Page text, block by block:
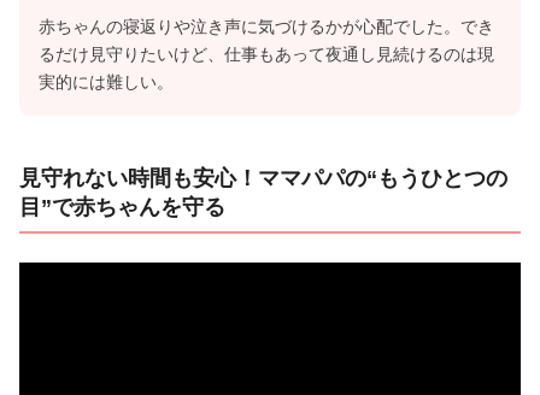
赤ちゃんの寝返りや泣き声に気づけるかが心配でした。でき
るだけ見守りたいけど、仕事もあって夜通し見続けるのは現
実的には難しい。
見守れない時間も安心！ママパパの“もうひとつの
目”で赤ちゃんを守る